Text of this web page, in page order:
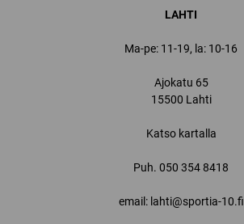
LAHTI
Ma-pe: 11-19, la: 10-16
Ajokatu 65
15500 Lahti
Katso kartalla
Puh. 050 354 8418
email: lahti@sportia-10.fi